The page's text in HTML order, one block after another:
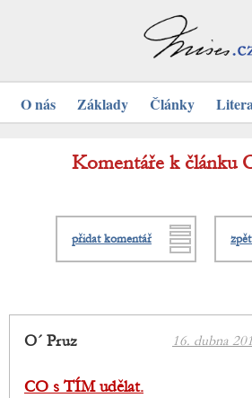
O nás Základy Články
Komentáře k článku
přidat komentář
16. dubna
O´ Pruz
CO s TÍM udělat.